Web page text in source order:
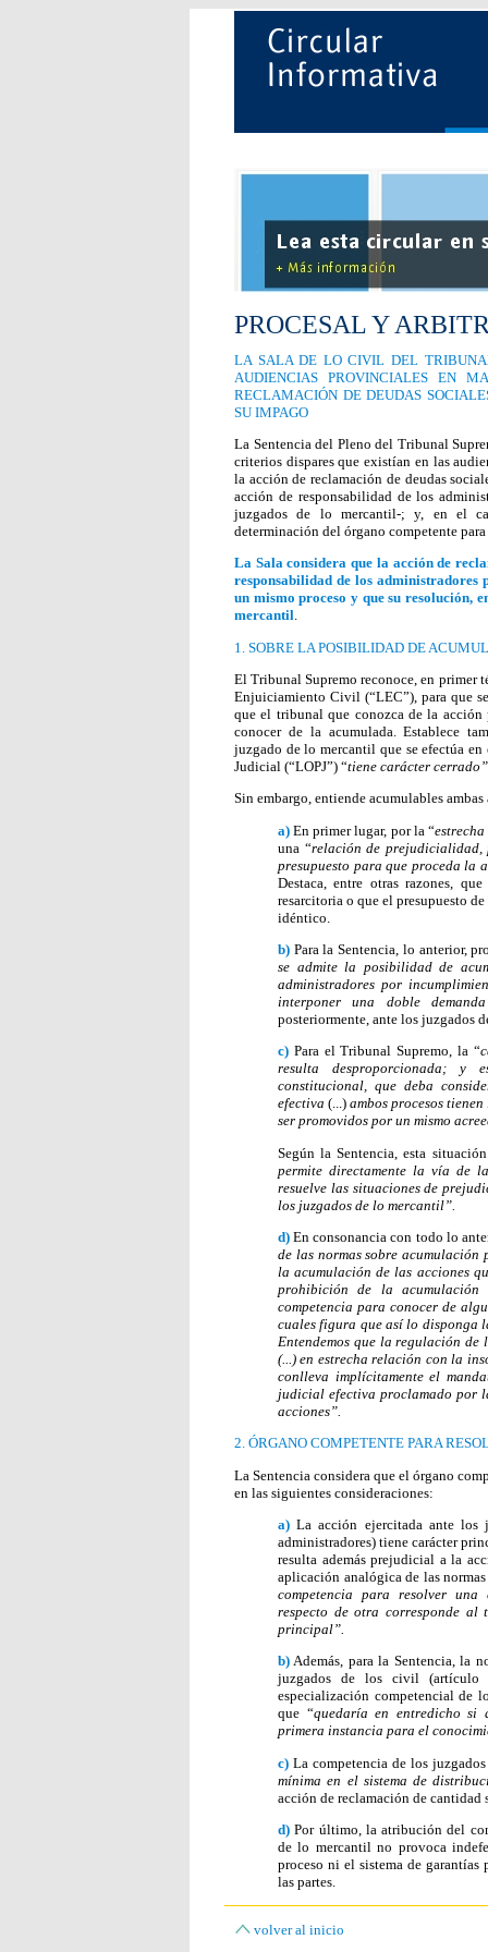
PROCESAL Y
LA SALA DE LO CIVIL DEL
AUDIENCIAS PROVINCIALES EN
RECLAMACIÓN DE DEUDAS
SU IMPAGO
La Sentencia del Pleno del Tribunal
criterios dispares que existían en las
la acción de reclamación de deudas
acción de responsabilidad de los
juzgados de lo mercantil-; y, en el
determinación del órgano competente
La Sala considera que la acción de
responsabilidad de los administradores
un mismo proceso y que su resolución,
mercantil.
1. SOBRE LA POSIBILIDAD DE
El Tribunal Supremo reconoce, en primer
Enjuiciamiento Civil (“LEC”), para que
que el tribunal que conozca de la acción
conocer de la acumulada. Establece
juzgado de lo mercantil que se efectúa
Judicial (“LOPJ”) “tiene carácter
Sin embargo, entiende acumulables
a) En primer lugar, por la “
una “relación de prejudicialidad,
presupuesto para que proceda la
Destaca, entre otras razones,
resarcitoria o que el presupuesto
idéntico.
b) Para la Sentencia, lo anterior,
se admite la posibilidad de
administradores por
interponer una doble
posteriormente, ante los juzgados
c) Para el Tribunal Supremo, la “
resulta desproporcionada; y
constitucional, que deba
efectiva(...)ambos procesos
ser promovidos por un mismo
Según la Sentencia, esta
permite directamente la vía de
resuelve las situaciones de
los juzgados de lo mercantil”.
d)En consonancia con todo lo
de las normas sobre acumulación
la acumulación de las acciones
prohibición de la
competencia para conocer de
cuales figura que así lo disponga
Entendemos que la regulación
(...) en estrecha relación con la
conlleva implícitamente el
judicial efectiva proclamado por
acciones”.
2. ÓRGANO COMPETENTE PARA
La Sentencia considera que el órgano
en las siguientes consideraciones:
a) La acción ejercitada ante los
administradores) tiene carácter
resulta además prejudicial a la
aplicación analógica de las
competencia para resolver
respecto de otra corresponde al
principal”.
b) Además, para la Sentencia, la
juzgados de los civil
especialización competencial de
que “quedaría en entredicho si
primera instancia para el
c) La competencia de los
mínima en el sistema de
acción de reclamación de
d) Por último, la atribución del
de lo mercantil no provoca
proceso ni el sistema de garantías
las partes.
volver al inicio